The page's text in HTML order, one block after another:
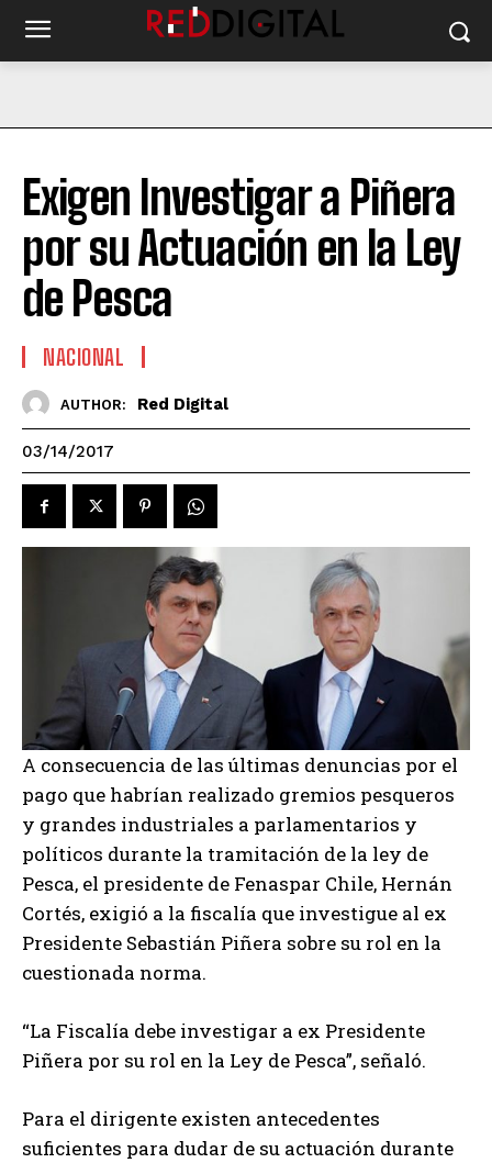
Exigen Investigar a Piñera
por su Actuación en la Ley
de Pesca
NACIONAL
AUTHOR: Red Digital
03/14/2017
A consecuencia de las últimas denuncias por el
pago que habrían realizado gremios pesqueros
y grandes industriales a parlamentarios y
políticos durante la tramitación de la ley de
Pesca, el presidente de Fenaspar Chile, Hernán
Cortés, exigió a la fiscalía que investigue al ex
Presidente Sebastián Piñera sobre su rol en la
cuestionada norma.
“La Fiscalía debe investigar a ex Presidente
Piñera por su rol en la Ley de Pesca”, señaló.
Para el dirigente existen antecedentes
suficientes para dudar de su actuación durante